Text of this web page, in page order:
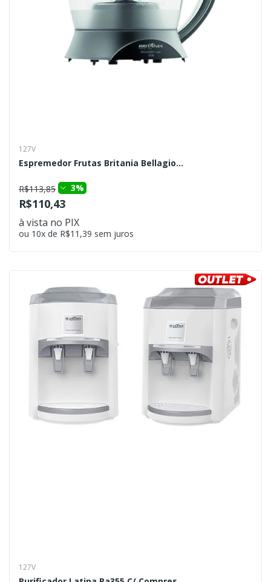
127V
Espremedor Frutas Britania Bellagio...
R$113,85 3%
R$110,43
à vista no PIX
ou 10x de R$11,39 sem juros
127V